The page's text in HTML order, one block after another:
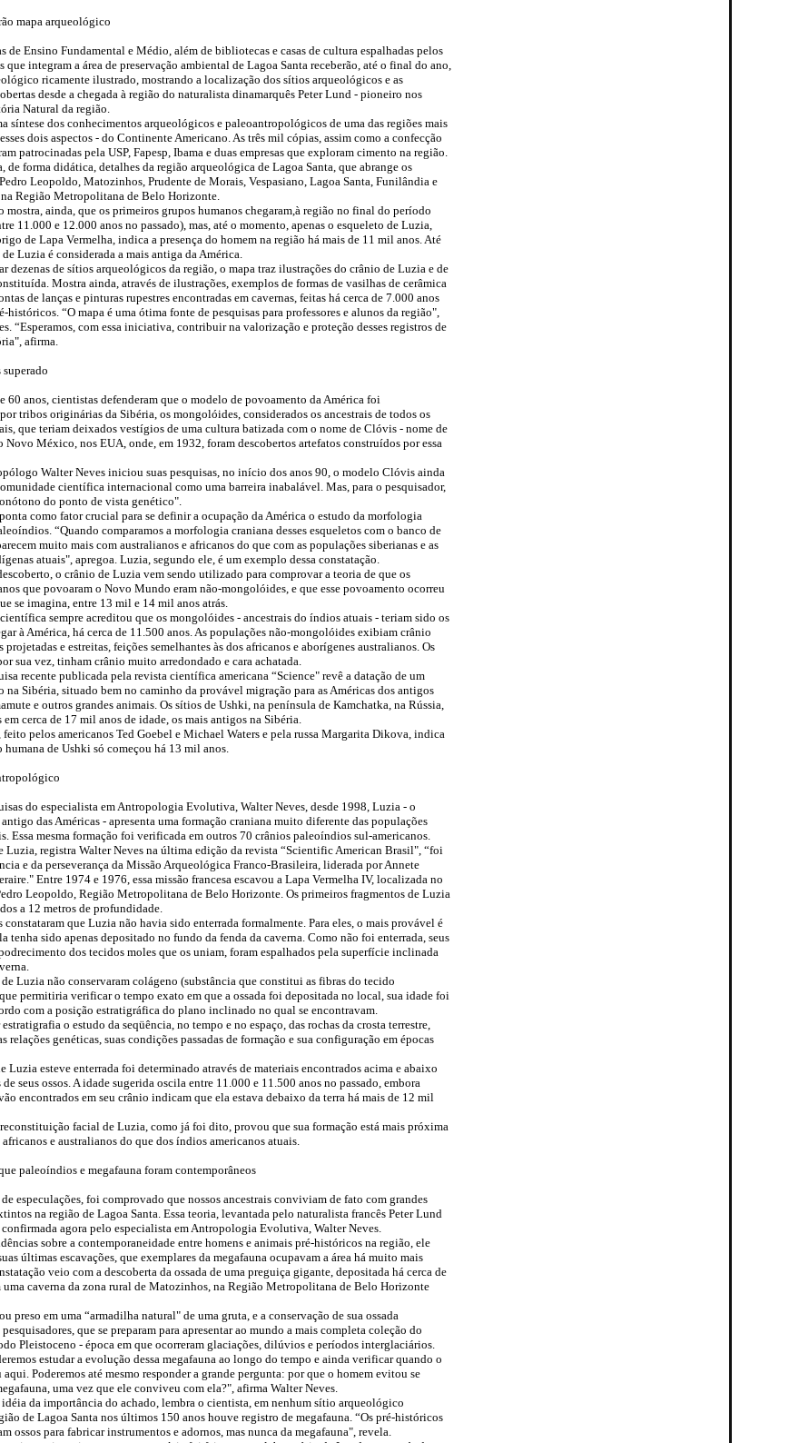
mapa arqueológico
de Ensino Fundamental e Médio, além de bibliotecas e casas de cultura espalhadas pelos
integram a área de preservação ambiental de Lagoa Santa receberão, até o final do ano,
ricamente ilustrado, mostrando a localização dos sítios arqueológicos e as
desde a chegada à região do naturalista dinamarquês Peter Lund - pioneiro nos
Natural da região.
síntese dos conhecimentos arqueológicos e paleoantropológicos de uma das regiões mais
dois aspectos - do Continente Americano. As três mil cópias, assim como a confecção
patrocinadas pela USP, Fapesp, Ibama e duas empresas que exploram cimento na região.
de forma didática, detalhes da região arqueológica de Lagoa Santa, que abrange os
Leopoldo, Matozinhos, Prudente de Morais, Vespasiano, Lagoa Santa, Funilândia e
Região Metropolitana de Belo Horizonte.
mostra, ainda, que os primeiros grupos humanos chegaram,à região no final do período
11.000 e 12.000 anos no passado), mas, até o momento, apenas o esqueleto de Luzia,
de Lapa Vermelha, indica a presença do homem na região há mais de 11 mil anos. Até
de Luzia é considerada a mais antiga da América.
dezenas de sítios arqueológicos da região, o mapa traz ilustrações do crânio de Luzia e de
Mostra ainda, através de ilustrações, exemplos de formas de vasilhas de cerâmica
de lanças e pinturas rupestres encontradas em cavernas, feitas há cerca de 7.000 anos
históricos. “O mapa é uma ótima fonte de pesquisas para professores e alunos da região",
“Esperamos, com essa iniciativa, contribuir na valorização e proteção desses registros de
afirma.
60 anos, cientistas defenderam que o modelo de povoamento da América foi
tribos originárias da Sibéria, os mongolóides, considerados os ancestrais de todos os
que teriam deixados vestígios de uma cultura batizada com o nome de Clóvis - nome de
Novo México, nos EUA, onde, em 1932, foram descobertos artefatos construídos por essa
Walter Neves iniciou suas pesquisas, no início dos anos 90, o modelo Clóvis ainda
científica internacional como uma barreira inabalável. Mas, para o pesquisador,
do ponto de vista genético".
como fator crucial para se definir a ocupação da América o estudo da morfologia
“Quando comparamos a morfologia craniana desses esqueletos com o banco de
muito mais com australianos e africanos do que com as populações siberianas e as
atuais", apregoa. Luzia, segundo ele, é um exemplo dessa constatação.
o crânio de Luzia vem sendo utilizado para comprovar a teoria de que os
que povoaram o Novo Mundo eram não-mongolóides, e que esse povoamento ocorreu
se imagina, entre 13 mil e 14 mil anos atrás.
sempre acreditou que os mongolóides - ancestrais do índios atuais - teriam sido os
à América, há cerca de 11.500 anos. As populações não-mongolóides exibiam crânio
projetadas e estreitas, feições semelhantes às dos africanos e aborígenes australianos. Os
sua vez, tinham crânio muito arredondado e cara achatada.
recente publicada pela revista científica americana “Science" revê a datação de um
na Sibéria, situado bem no caminho da provável migração para as Américas dos antigos
e outros grandes animais. Os sítios de Ushki, na península de Kamchatka, na Rússia,
em cerca de 17 mil anos de idade, os mais antigos na Sibéria.
feito pelos americanos Ted Goebel e Michael Waters e pela russa Margarita Dikova, indica
humana de Ushki só começou há 13 mil anos.
do especialista em Antropologia Evolutiva, Walter Neves, desde 1998, Luzia - o
das Américas - apresenta uma formação craniana muito diferente das populações
Essa mesma formação foi verificada em outros 70 crânios paleoíndios sul-americanos.
Luzia, registra Walter Neves na última edição da revista “Scientific American Brasil", “foi
e da perseverança da Missão Arqueológica Franco-Brasileira, liderada por Annete
Entre 1974 e 1976, essa missão francesa escavou a Lapa Vermelha IV, localizada no
Leopoldo, Região Metropolitana de Belo Horizonte. Os primeiros fragmentos de Luzia
a 12 metros de profundidade.
constataram que Luzia não havia sido enterrada formalmente. Para eles, o mais provável é
tenha sido apenas depositado no fundo da fenda da caverna. Como não foi enterrada, seus
dos tecidos moles que os uniam, foram espalhados pela superfície inclinada
de Luzia não conservaram colágeno (substância que constitui as fibras do tecido
permitiria verificar o tempo exato em que a ossada foi depositada no local, sua idade foi
com a posição estratigráfica do plano inclinado no qual se encontravam.
o estudo da seqüência, no tempo e no espaço, das rochas da crosta terrestre,
relações genéticas, suas condições passadas de formação e sua configuração em épocas
Luzia esteve enterrada foi determinado através de materiais encontrados acima e abaixo
seus ossos. A idade sugerida oscila entre 11.000 e 11.500 anos no passado, embora
encontrados em seu crânio indicam que ela estava debaixo da terra há mais de 12 mil
facial de Luzia, como já foi dito, provou que sua formação está mais próxima
e australianos do que dos índios americanos atuais.
paleoíndios e megafauna foram contemporâneos
especulações, foi comprovado que nossos ancestrais conviviam de fato com grandes
na região de Lagoa Santa. Essa teoria, levantada pelo naturalista francês Peter Lund
agora pelo especialista em Antropologia Evolutiva, Walter Neves.
sobre a contemporaneidade entre homens e animais pré-históricos na região, ele
últimas escavações, que exemplares da megafauna ocupavam a área há muito mais
veio com a descoberta da ossada de uma preguiça gigante, depositada há cerca de
uma caverna da zona rural de Matozinhos, na Região Metropolitana de Belo Horizonte
preso em uma “armadilha natural" de uma gruta, e a conservação de sua ossada
que se preparam para apresentar ao mundo a mais completa coleção do
Pleistoceno - época em que ocorreram glaciações, dilúvios e períodos interglaciários.
estudar a evolução dessa megafauna ao longo do tempo e ainda verificar quando o
Poderemos até mesmo responder a grande pergunta: por que o homem evitou se
uma vez que ele conviveu com ela?", afirma Walter Neves.
idéia da importância do achado, lembra o cientista, em nenhum sítio arqueológico
de Lagoa Santa nos últimos 150 anos houve registro de megafauna. “Os pré-históricos
ossos para fabricar instrumentos e adornos, mas nunca da megafauna", revela.